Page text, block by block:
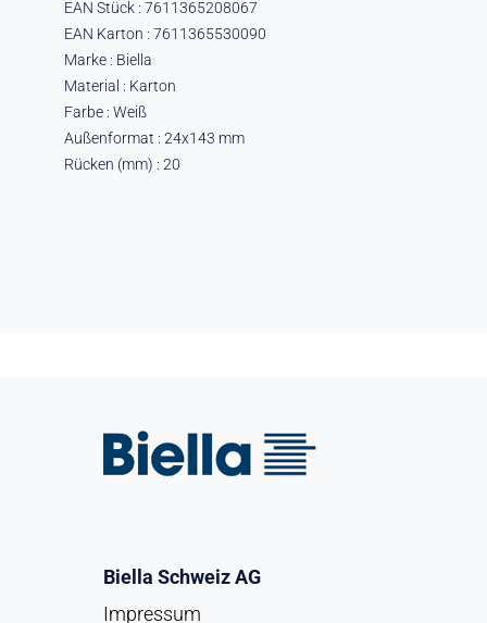
EAN Stück : 7611365208067
EAN Karton : 7611365530090
Marke : Biella
Material : Karton
Farbe : Weiß
Außenformat : 24x143 mm
Rücken (mm) : 20
Biella Schweiz AG
Impressum